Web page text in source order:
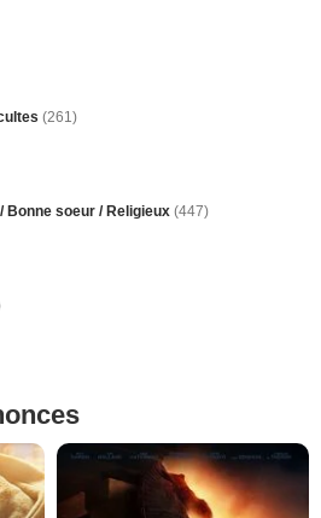
(261)
Bonne soeur / Religieux (447)